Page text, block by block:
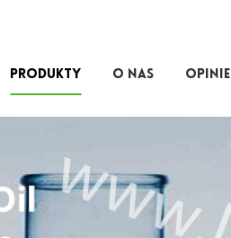
PRODUKTY O NAS OPINIE